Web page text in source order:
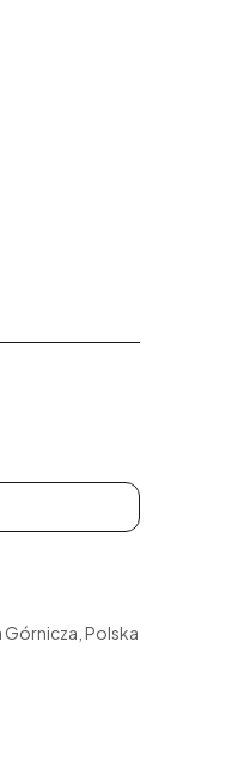
Górnicza, Polska